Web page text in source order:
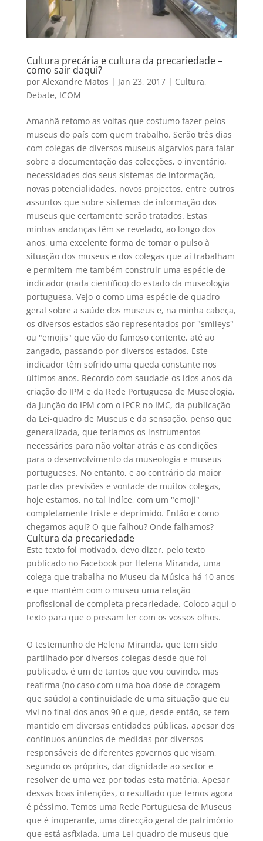
Cultura precária e cultura da precariedade –
como sair daqui?
por Alexandre Matos | Jan 23, 2017| Cultura,
Debate, ICOM
Amanhã retomo as voltas que costumo fazer pelos
museus do país com quem trabalho. Serão três dias
com colegas de diversos museus algarvios para falar
sobre a documentação das colecções, o inventário,
necessidades dos seus sistemas de informação,
novas potencialidades, novos projectos, entre outros
assuntos que sobre sistemas de informação dos
museus que certamente serão tratados. Estas
minhas andanças têm se revelado, ao longo dos
anos, uma excelente forma de tomar o pulso à
situação dos museus e dos colegas que aí trabalham
e permitem-me também construir uma espécie de
indicador (nada científico) do estado da museologia
portuguesa. Vejo-o como uma espécie de quadro
geral sobre a saúde dos museus e, na minha cabeça,
os diversos estados são representados por "smileys"
ou "emojis" que vão do famoso contente, até ao
zangado, passando por diversos estados. Este
indicador têm sofrido uma queda constante nos
últimos anos. Recordo com saudade os idos anos da
criação do IPM e da Rede Portuguesa de Museologia,
da junção do IPM com o IPCR no IMC, da publicação
da Lei-quadro de Museus e da sensação, penso que
generalizada, que teríamos os instrumentos
necessários para não voltar atrás e as condições
para o desenvolvimento da museologia e museus
portugueses. No entanto, e ao contrário da maior
parte das previsões e vontade de muitos colegas,
hoje estamos, no tal indíce, com um "emoji"
completamente triste e deprimido. Então e como
chegamos aqui? O que falhou? Onde falhamos?
Cultura da precariedade
Este texto foi motivado, devo dizer, pelo texto
publicado no Facebook por Helena Miranda, uma
colega que trabalha no Museu da Música há 10 anos
e que mantém com o museu uma relação
profissional de completa precariedade. Coloco aqui o
texto para que o possam ler com os vossos olhos.
O testemunho de Helena Miranda, que tem sido
partilhado por diversos colegas desde que foi
publicado, é um de tantos que vou ouvindo, mas
reafirma (no caso com uma boa dose de coragem
que saúdo) a continuidade de uma situação que eu
vivi no final dos anos 90 e que, desde então, se tem
mantido em diversas entidades públicas, apesar dos
contínuos anúncios de medidas por diversos
responsáveis de diferentes governos que visam,
segundo os próprios, dar dignidade ao sector e
resolver de uma vez por todas esta matéria. Apesar
dessas boas intenções, o resultado que temos agora
é péssimo. Temos uma Rede Portuguesa de Museus
que é inoperante, uma direcção geral de património
que está asfixiada, uma Lei-quadro de museus que